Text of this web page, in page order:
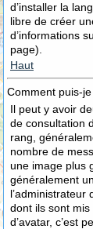
d’installer la
libre de créer
d’informations
page).
Haut
Comment puis-
Il peut y avoir
de consultation
rang,
nombre de
une image plus
généralement
l’administrateur
dont ils sont
d’avatar, c’est